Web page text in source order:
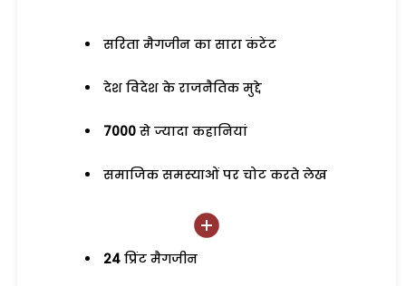
सरिता मैगजीन का सारा कंटेंट
देश विदेश के राजनैतिक मुद्दे
7000 से ज्यादा कहानियां
समाजिक समस्याओं पर चोट करते लेख
24 प्रिंट मैगजीन